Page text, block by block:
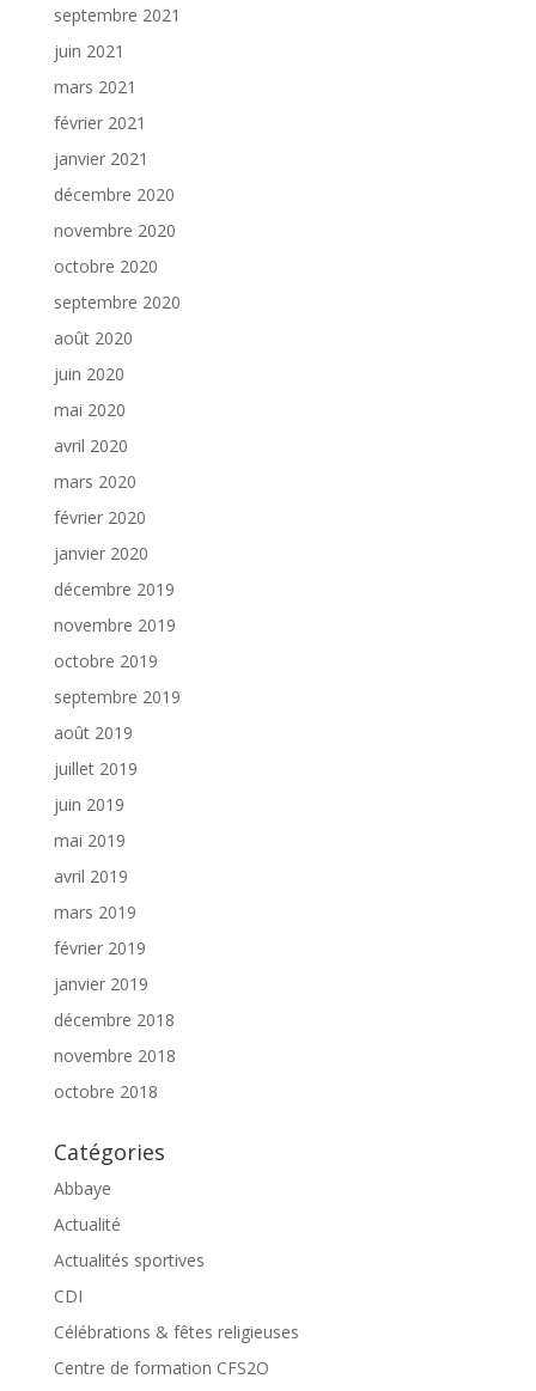
septembre 2021
juin 2021
mars 2021
février 2021
janvier 2021
décembre 2020
novembre 2020
octobre 2020
septembre 2020
août 2020
juin 2020
mai 2020
avril 2020
mars 2020
février 2020
janvier 2020
décembre 2019
novembre 2019
octobre 2019
septembre 2019
août 2019
juillet 2019
juin 2019
mai 2019
avril 2019
mars 2019
février 2019
janvier 2019
décembre 2018
novembre 2018
octobre 2018
Catégories
Abbaye
Actualité
Actualités sportives
CDI
Célébrations & fêtes religieuses
Centre de formation CFS2O